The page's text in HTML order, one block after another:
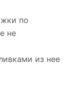
по
не
из нее